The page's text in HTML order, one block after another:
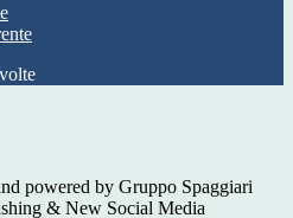
volte
powered by Gruppo Spaggiari
& New Social Media